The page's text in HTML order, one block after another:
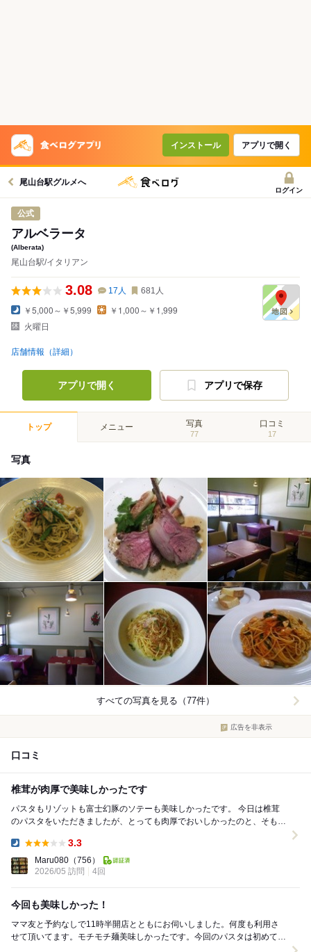
インストール アプリで開く
尾山台駅グルメへ
ログイン
公式
アルベラータ
(Alberata)
尾山台駅/イタリアン
3.08 17 人 681 人
￥5,000～￥5,999
￥1,000～￥1,999
火曜日
店舗情報（詳細）
アプリで開く アプリで保存
トップ メニュー 写真
77
口コミ
17
写真
すべての写真を見る（77件）
広告を非表示
口コミ
椎茸が肉厚で美味しかったです
パスタもリゾットも富士幻豚のソテーも美味しかったです。 今日は椎茸
のパスタをいただきましたが、とっても肉厚でおいしかったのと、そもそ
3.3
Maru080 （756）
2026/05 訪問
4回
今回も美味しかった！
ママ友と予約なしで11時半開店とともにお伺いしました。何度も利用さ
せて頂いてます。モチモチ麺美味しかったです。今回のパスタは初めて頂